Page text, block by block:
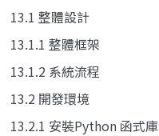
13.1 整體設計
13.1.1 整體框架
13.1.2 系統流程
13.2 開發環境
13.2.1 安裝Python 函式庫